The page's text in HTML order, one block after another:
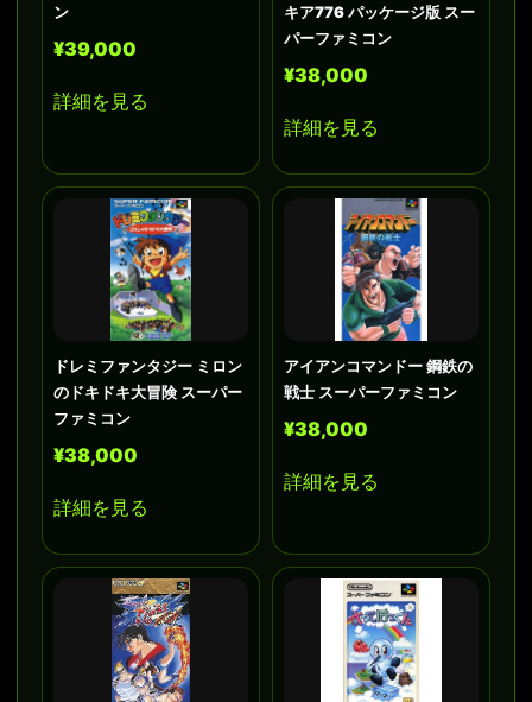
ン
¥39,000
詳細を見る
キア776 パッケージ版 スー
パーファミコン
¥38,000
詳細を見る
ドレミファンタジー ミロン
のドキドキ大冒険 スーパー
ファミコン
¥38,000
詳細を見る
アイアンコマンドー 鋼鉄の
戦士 スーパーファミコン
¥38,000
詳細を見る